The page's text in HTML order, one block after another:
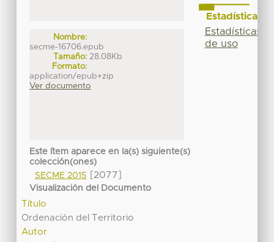
Nombre:
secme-16706.epub
Tamaño: 28.08Kb
Formato:
application/epub+zip
Ver documento
Este ítem aparece en la(s) siguiente(s)
colección(ones)
SECME 2015
[2077]
Visualización del Documento
Título
Ordenación del Territorio
Autor
Estadísticas
Estadísticas
de uso